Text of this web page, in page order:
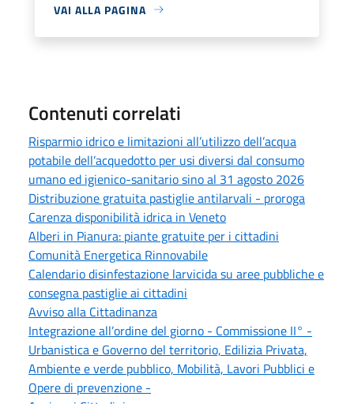
VAI ALLA PAGINA
Contenuti correlati
Risparmio idrico e limitazioni all’utilizzo dell’acqua
potabile dell’acquedotto per usi diversi dal consumo
umano ed igienico-sanitario sino al 31 agosto 2026
Distribuzione gratuita pastiglie antilarvali - proroga
Carenza disponibilità idrica in Veneto
Alberi in Pianura: piante gratuite per i cittadini
Comunità Energetica Rinnovabile
Calendario disinfestazione larvicida su aree pubbliche e
consegna pastiglie ai cittadini
Avviso alla Cittadinanza
Integrazione all’ordine del giorno - Commissione II° -
Urbanistica e Governo del territorio, Edilizia Privata,
Ambiente e verde pubblico, Mobilità, Lavori Pubblici e
Opere di prevenzione -